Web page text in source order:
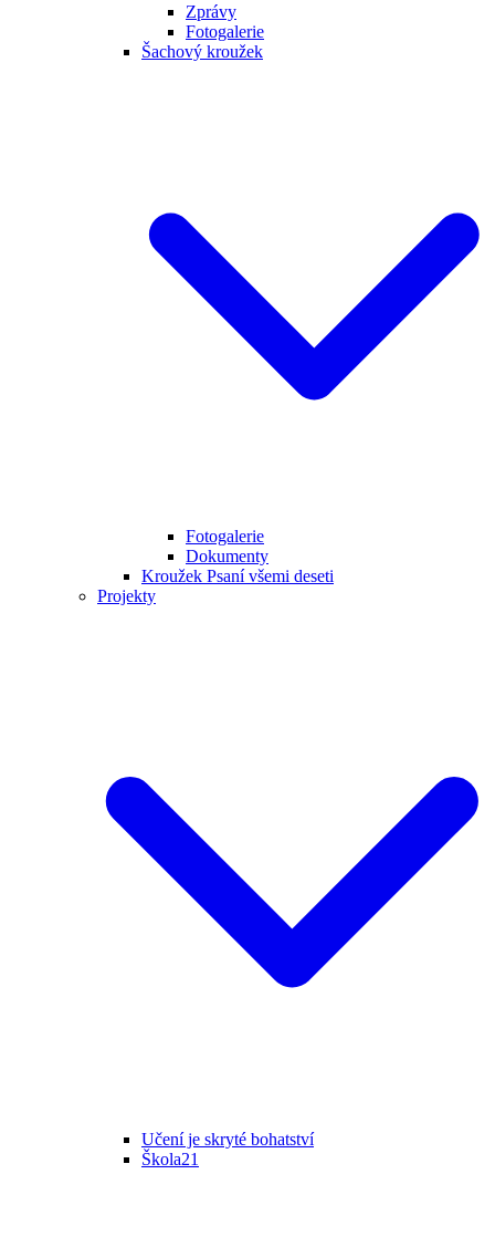
Zprávy
Fotogalerie
Šachový kroužek
Fotogalerie
Dokumenty
Kroužek Psaní všemi deseti
Projekty
Učení je skryté bohatství
Škola21